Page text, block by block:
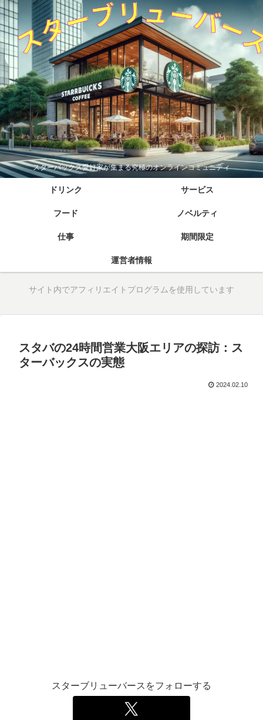
スターバックス愛好家が集まる究極のオンラインコミュニティ
ドリンク サービス
フード ノベルティ
仕事 期間限定
運営者情報
サイト内でアフィリエイトプログラムを使用しています
スタバの24時間営業大阪エリアの探訪：ス
ターバックスの実態
2024.02.10
スターブリューバースをフォローする